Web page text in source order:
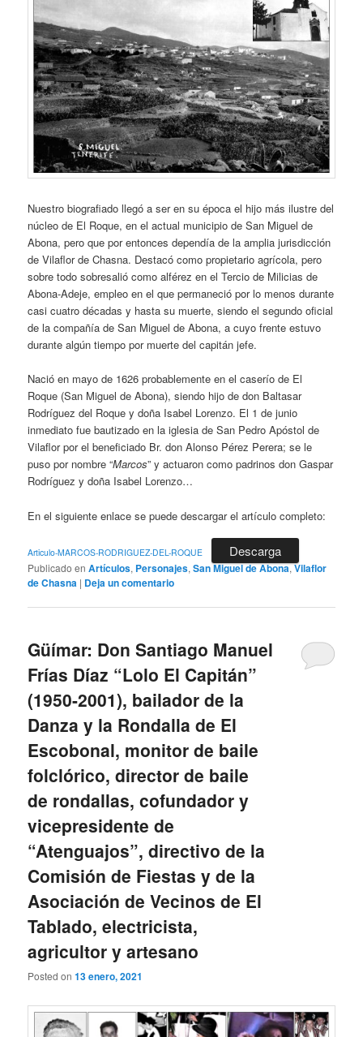
Nuestro biografiado llegó a ser en su época el hijo más ilustre del
núcleo de El Roque, en el actual municipio de San Miguel de
Abona, pero que por entonces dependía de la amplia jurisdicción
de Vilaflor de Chasna. Destacó como propietario agrícola, pero
sobre todo sobresalió como alférez en el Tercio de Milicias de
Abona-Adeje, empleo en el que permaneció por lo menos durante
casi cuatro décadas y hasta su muerte, siendo el segundo oficial
de la compañía de San Miguel de Abona, a cuyo frente estuvo
durante algún tiempo por muerte del capitán jefe.
Nació en mayo de 1626 probablemente en el caserío de El
Roque (San Miguel de Abona), siendo hijo de don Baltasar
Rodríguez del Roque y doña Isabel Lorenzo. El 1 de junio
inmediato fue bautizado en la iglesia de San Pedro Apóstol de
Vilaflor por el beneficiado Br. don Alonso Pérez Perera; se le
puso por nombre “Marcos” y actuaron como padrinos don Gaspar
Rodríguez y doña Isabel Lorenzo…
En el siguiente enlace se puede descargar el artículo completo:
Articulo-MARCOS-RODRIGUEZ-DEL-ROQUE Descarga
Publicado en Artículos, Personajes,San Miguel de Abona,Vilaflor
de Chasna | Deja un comentario
Güímar: Don Santiago Manuel
Frías Díaz “Lolo El Capitán”
(1950-2001), bailador de la
Danza y la Rondalla de El
Escobonal, monitor de baile
folclórico, director de baile
de rondallas, cofundador y
vicepresidente de
“Atenguajos”, directivo de la
Comisión de Fiestas y de la
Asociación de Vecinos de El
Tablado, electricista,
agricultor y artesano
Posted on13 enero, 2021